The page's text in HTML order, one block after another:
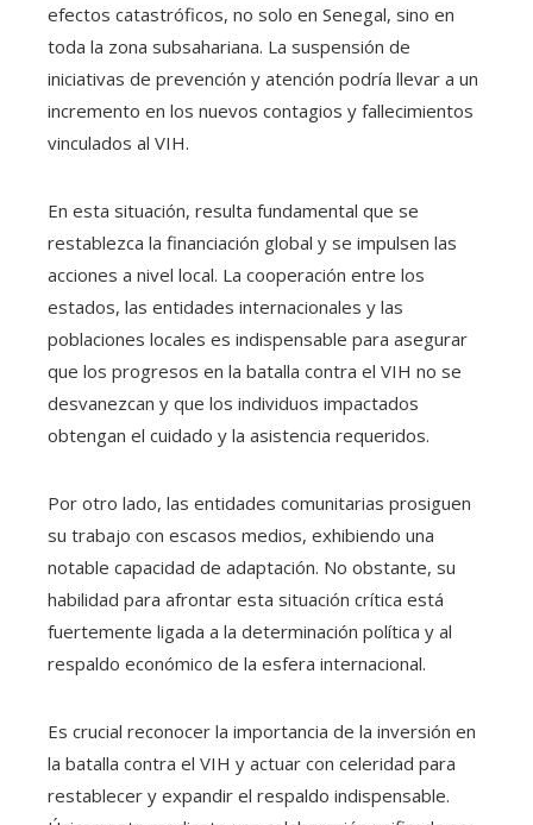
efectos catastróficos, no solo en Senegal, sino en
toda la zona subsahariana. La suspensión de
iniciativas de prevención y atención podría llevar a un
incremento en los nuevos contagios y fallecimientos
vinculados al VIH.
En esta situación, resulta fundamental que se
restablezca la financiación global y se impulsen las
acciones a nivel local. La cooperación entre los
estados, las entidades internacionales y las
poblaciones locales es indispensable para asegurar
que los progresos en la batalla contra el VIH no se
desvanezcan y que los individuos impactados
obtengan el cuidado y la asistencia requeridos.
Por otro lado, las entidades comunitarias prosiguen
su trabajo con escasos medios, exhibiendo una
notable capacidad de adaptación. No obstante, su
habilidad para afrontar esta situación crítica está
fuertemente ligada a la determinación política y al
respaldo económico de la esfera internacional.
Es crucial reconocer la importancia de la inversión en
la batalla contra el VIH y actuar con celeridad para
restablecer y expandir el respaldo indispensable.